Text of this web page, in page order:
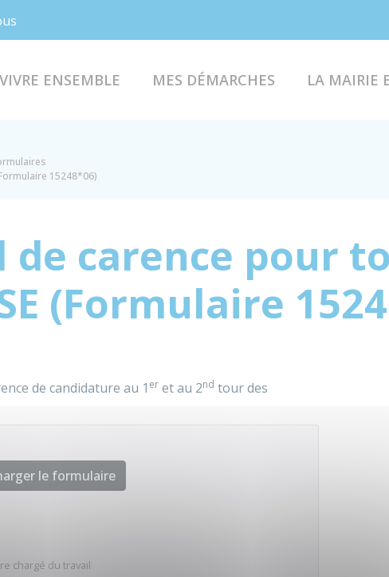
VIVRE ENSEMBLE MES DÉMARCHES LA MAIRIE
15248*06)
de carence pour
(Formulaire
de candidature au 1 er et au 2nd tour des
le formulaire
chargé du travail